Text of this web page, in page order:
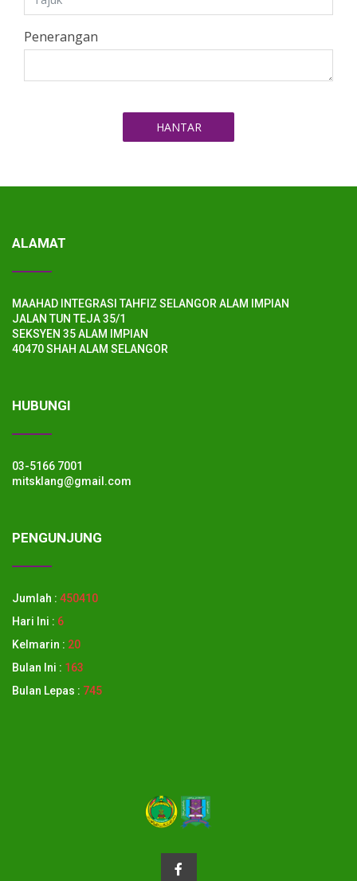
Penerangan
HANTAR
ALAMAT
MAAHAD INTEGRASI TAHFIZ SELANGOR ALAM IMPIAN
JALAN TUN TEJA 35/1
SEKSYEN 35 ALAM IMPIAN
40470 SHAH ALAM SELANGOR
HUBUNGI
03-5166 7001
mitsklang@gmail.com
PENGUNJUNG
Jumlah : 450410
Hari Ini : 6
Kelmarin : 20
Bulan Ini : 163
Bulan Lepas : 745